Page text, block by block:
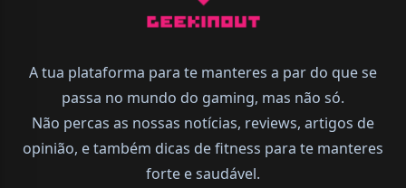
A tua plataforma para te manteres a par do que se
passa no mundo do gaming, mas não só.
Não percas as nossas notícias, reviews, artigos de
opinião, e também dicas de fitness para te manteres
forte e saudável.